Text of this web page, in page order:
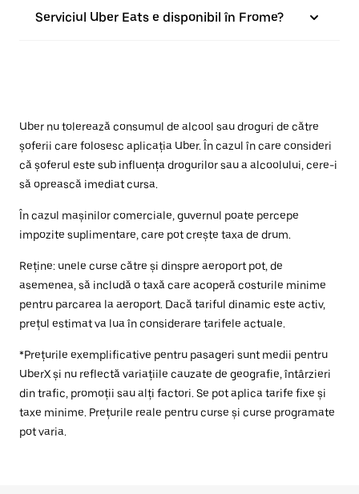
Serviciul Uber Eats e disponibil în Frome?
Uber nu tolerează consumul de alcool sau droguri de către
șoferii care folosesc aplicația Uber. În cazul în care consideri
că șoferul este sub influența drogurilor sau a alcoolului, cere-i
să oprească imediat cursa.
În cazul mașinilor comerciale, guvernul poate percepe
impozite suplimentare, care pot crește taxa de drum.
Reține: unele curse către și dinspre aeroport pot, de
asemenea, să includă o taxă care acoperă costurile minime
pentru parcarea la aeroport. Dacă tariful dinamic este activ,
prețul estimat va lua în considerare tarifele actuale.
*Prețurile exemplificative pentru pasageri sunt medii pentru
UberX și nu reflectă variațiile cauzate de geografie, întârzieri
din trafic, promoții sau alți factori. Se pot aplica tarife fixe și
taxe minime. Prețurile reale pentru curse și curse programate
pot varia.